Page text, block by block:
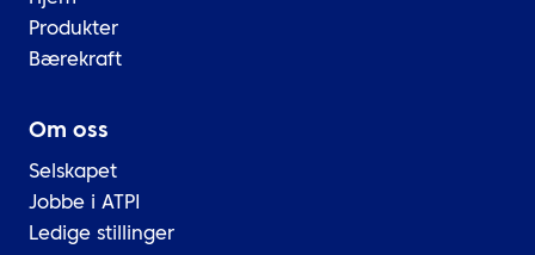
Produkter
Bærekraft
Om oss
Selskapet
Jobbe i ATPI
Ledige stillinger